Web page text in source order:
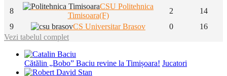
8
CSU Politehnica
Timisoara(F)
2
14
9
CS Universitar Brasov 0
16
Vezi tabelul complet
Cătălin „Bobo” Baciu revine la Timișoara! Jucatori